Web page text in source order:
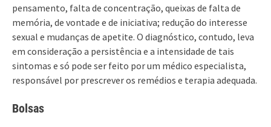
pensamento, falta de concentração, queixas de falta de
memória, de vontade e de iniciativa; redução do interesse
sexual e mudanças de apetite. O diagnóstico, contudo, leva
em consideração a persistência e a intensidade de tais
sintomas e só pode ser feito por um médico especialista,
responsável por prescrever os remédios e terapia adequada.
Bolsas